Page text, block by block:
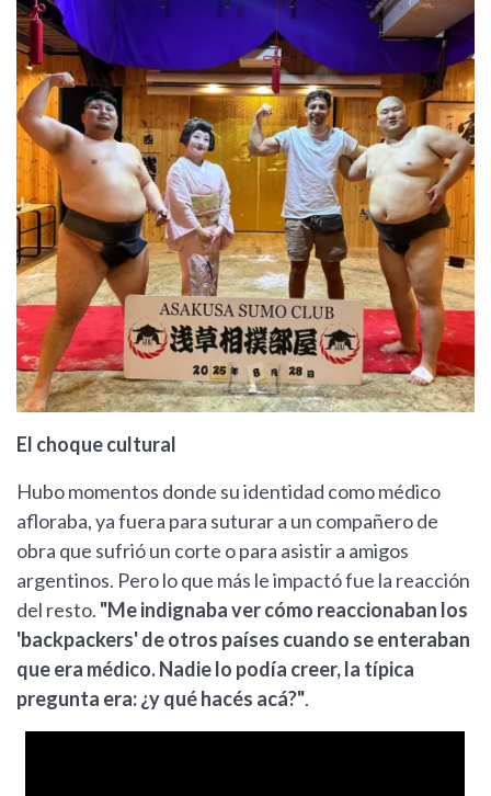
El choque cultural
Hubo momentos donde su identidad como médico
afloraba, ya fuera para suturar a un compañero de
obra que sufrió un corte o para asistir a amigos
argentinos. Pero lo que más le impactó fue la reacción
del resto. "Me indignaba ver cómo reaccionaban los
'backpackers' de otros países cuando se enteraban
que era médico. Nadie lo podía creer, la típica
pregunta era: ¿y qué hacés acá?".